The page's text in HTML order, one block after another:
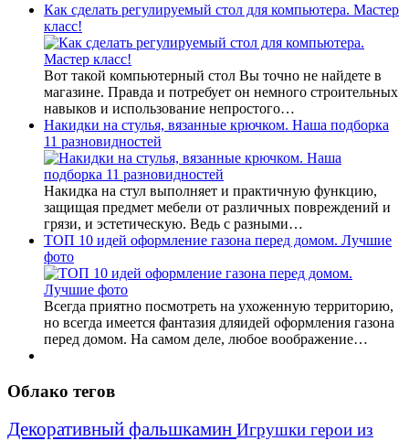
Как сделать регулируемый стол для компьютера. Мастер
класс!
Вот такой компьютерный стол Вы точно не найдете в
магазине. Правда и потребует он немного строительных
навыков и использование непростого…
Накидки на стулья, вязанные крючком. Наша подборка
11 разновидностей
Накидка на стул выполняет и практичную функцию,
защищая предмет мебели от различных повреждений и
грязи, и эстетическую. Ведь с разными…
ТОП 10 идей оформление газона перед домом. Лучшие
фото
Всегда приятно посмотреть на ухоженную территорию,
но всегда имеется фантазия дляидей оформления газона
перед домом. На самом деле, любое воображение…
Облако тегов
Декоративный фальшкамин Игрушки герои из